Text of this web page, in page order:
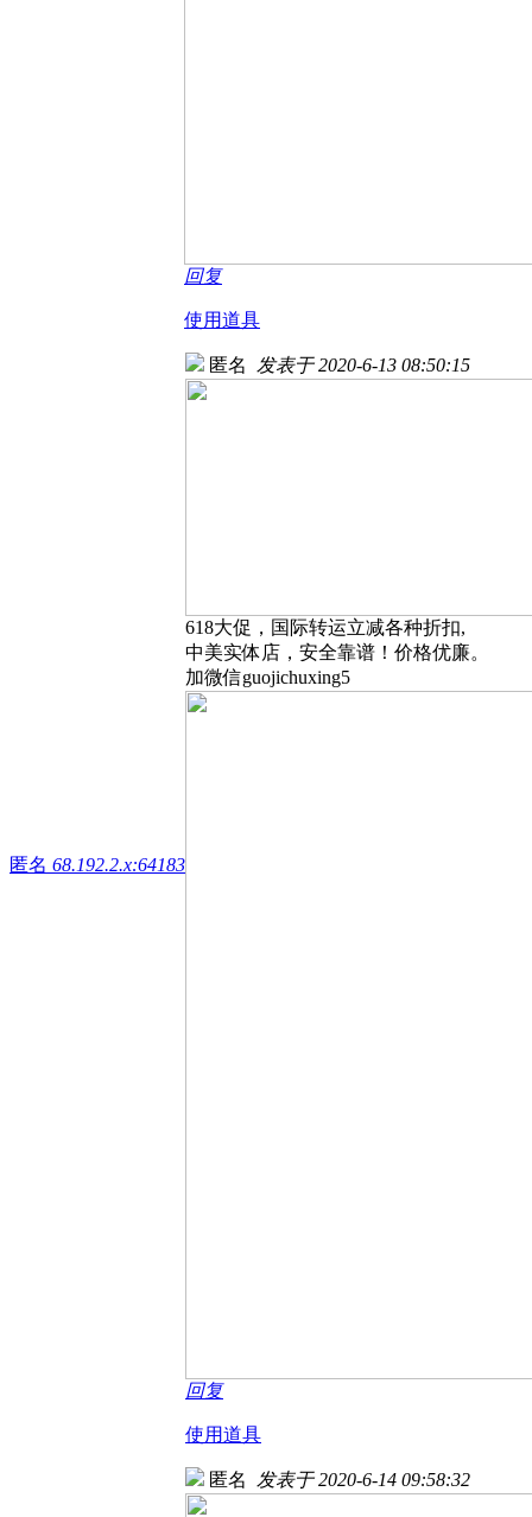
回复
使用道具
匿名 68.192.2.x:64183
匿名 发表于 2020-6-13 08:50:15
618大促，国际转运立减各种折扣,
中美实体店，安全靠谱！价格优廉。
加微信guojichuxing5
回复
使用道具
匿名 发表于 2020-6-14 09:58:32